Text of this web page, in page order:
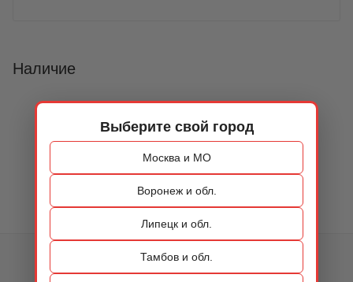
Выберите свой город
Москва и МО
Воронеж и обл.
Липецк и обл.
Тамбов и обл.
Наличие
КАТАЛОГ